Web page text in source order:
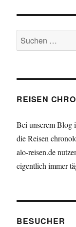
Suchen
nach:
REISEN
Bei unserem Blog
die Reisen
alo-reisen.de
eigentlich immer
BESUCHER